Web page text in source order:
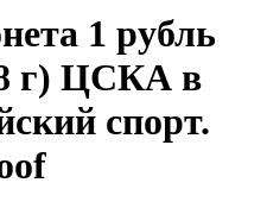
1 рубль
г) ЦСКА в
спорт.